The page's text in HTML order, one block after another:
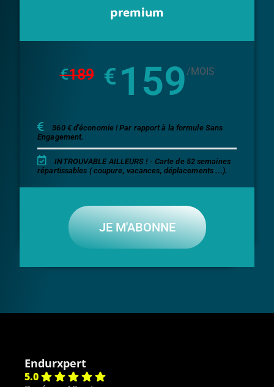
premium
€189 € 159/MOIS
360 € d'économie !Par rapport à la formule Sans
Engagement.
INTROUVABLE AILLEURS ! - Carte de 52 semaines
répartissables ( coupure, vacances, déplacements ...).
JE M'ABONNE
Endurxpert
5.0